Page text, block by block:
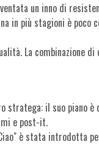
un inno di
in più stagioni è poco
La combinazione di
stratega: il suo piano è
e post-it.
è stata introdotta